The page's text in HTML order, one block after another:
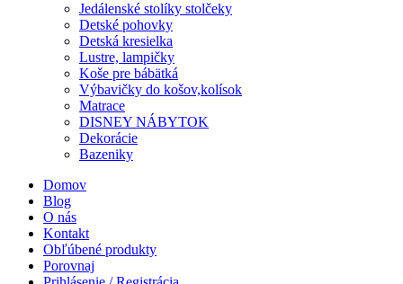
Jedálenské stolíky stolčeky
Detské pohovky
Detská kresielka
Lustre, lampičky
Koše pre bábätká
Výbavičky do košov,kolísok
Matrace
DISNEY NÁBYTOK
Dekorácie
Bazeniky
Domov
Blog
O nás
Kontakt
Obľúbené produkty
Porovnaj